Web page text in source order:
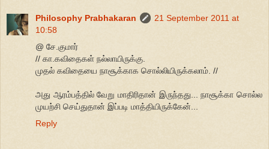
Philosophy Prabhakaran
21 September 2011 at
10:58
@ சே.குமார்
// கா.கவிதைகள் நல்லாயிருக்கு.
முதல் கவிதையை நாசூக்காக சொல்லியிருக்கலாம். //
அது ஆரம்பத்தில் வேறு மாதிரிதான் இருந்தது... நாசூக்கா சொல்ல
முயற்சி செய்துதான் இப்படி மாத்தியிருக்கேன்...
Reply